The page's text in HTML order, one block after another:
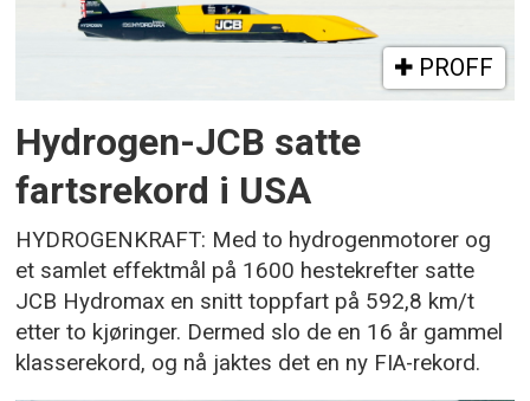
PROFF
Hydrogen-JCB satte
fartsrekord i USA
HYDROGENKRAFT: Med to hydrogenmotorer og
et samlet effektmål på 1600 hestekrefter satte
JCB Hydromax en snitt toppfart på 592,8 km/t
etter to kjøringer. Dermed slo de en 16 år gammel
klasserekord, og nå jaktes det en ny FIA-rekord.